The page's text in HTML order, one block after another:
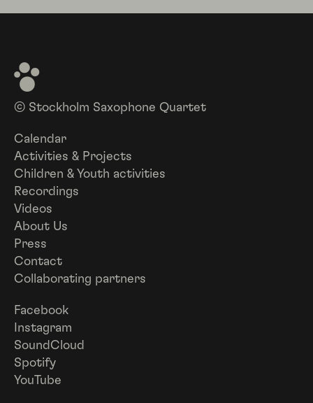
© Stockholm Saxophone Quartet
Calendar
Activities & Projects
Children & Youth activities
Recordings
Videos
About Us
Press
Contact
Collaborating partners
Facebook
Instagram
SoundCloud
Spotify
YouTube